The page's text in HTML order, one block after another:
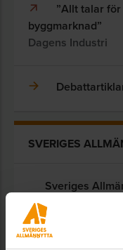
”Allt talar
byggmarknad”
Dagens Industri
SVERIGES
Sveriges
Sveriges